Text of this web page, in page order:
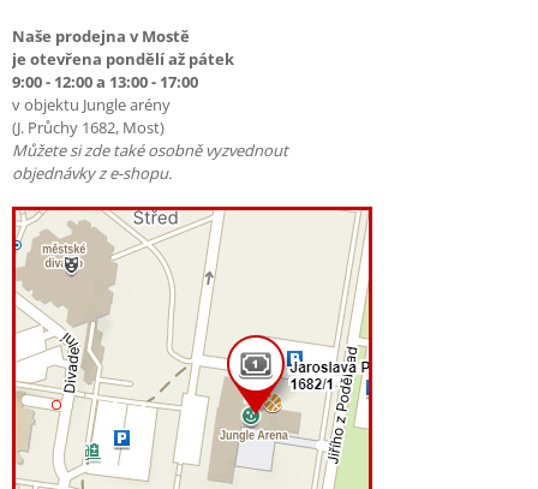
Naše prodejna v Mostě
je otevřena pondělí až pátek
9:00 - 12:00 a 13:00 - 17:00
v objektu Jungle arény
(J. Průchy 1682, Most)
Můžete si zde také osobně vyzvednout
objednávky z e-shopu.